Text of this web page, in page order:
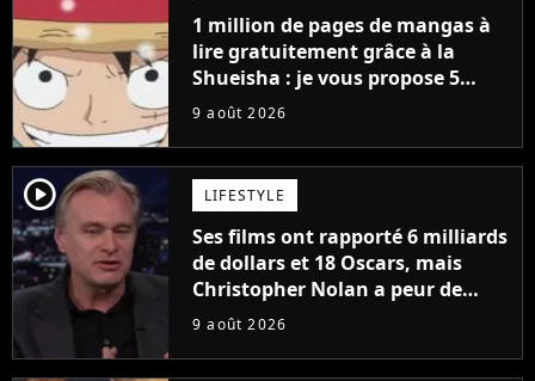
1 million de pages de mangas à
lire gratuitement grâce à la
Shueisha : je vous propose 5
mangas jamais sortis en France
9 août 2026
player2 LIFESTYLE
Ses films ont rapporté 6 milliards
de dollars et 18 Oscars, mais
Christopher Nolan a peur de
tourner un genre de films très
9 août 2026